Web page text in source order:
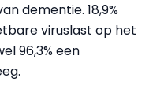
dementie. 18,9%
viruslast op het
96,3% een